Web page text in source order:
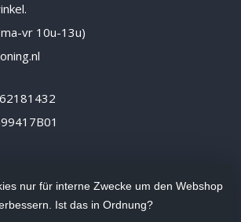
vr 10u-13u)
nur für interne Zwecke um den Webshop
Ist das in Ordnung?